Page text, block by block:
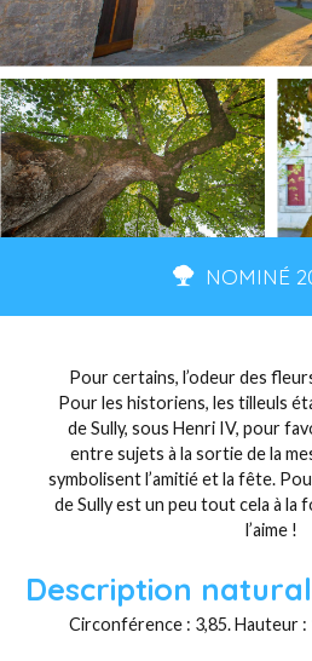
NOMINÉ
Pour certains, l’odeur des
Pour les historiens, les tilleuls
de Sully, sous Henri IV, pour
entre sujets à la sortie de la
symbolisent l’amitié et la fête.
de Sully est un peu tout cela à la
l’aime !
Description
Circonférence : 3,85. Hauteur :